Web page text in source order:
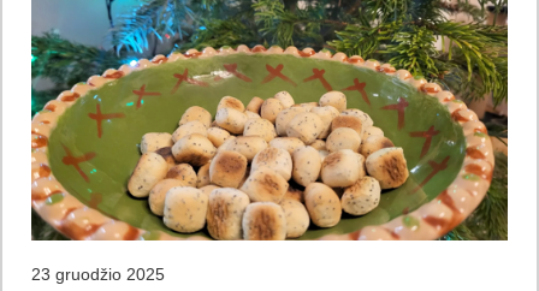
23 gruodžio 2025